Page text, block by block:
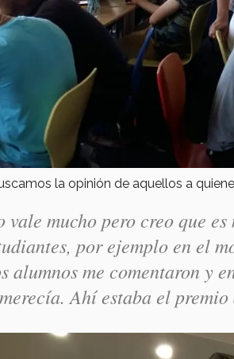
la opinión de aquellos a
vale mucho pero creo que
por ejemplo en el
alumnos me comentaron y
Ahí estaba el premio